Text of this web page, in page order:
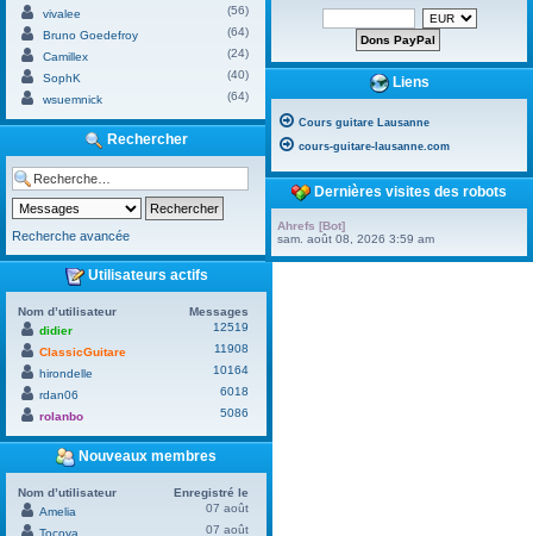
vivalee
(56)
Bruno Goedefroy
(64)
Camillex
(24)
SophK
(40)
wsuemnick
(64)
Rechercher
Recherche avancée
Utilisateurs actifs
Nom d’utilisateur
Messages
didier
12519
ClassicGuitare
11908
hirondelle
10164
rdan06
6018
rolanbo
5086
Nouveaux membres
Nom d’utilisateur
Enregistré le
Amelia
07 août
Tocoya
07 août
Liens
Cours guitare Lausanne
cours-guitare-lausanne.com
Dernières visites des robots
Ahrefs [Bot]
sam. août 08, 2026 3:59 am